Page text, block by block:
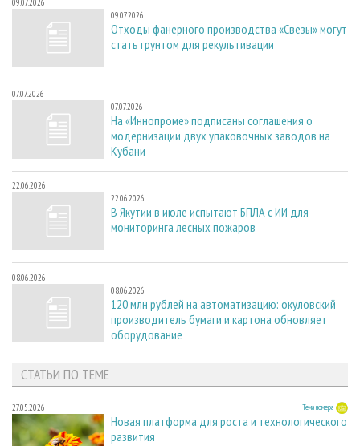
09.07.2026
Отходы фанерного производства «Свезы» могут
стать грунтом для рекультивации
07.07.2026
07.07.2026
На «Иннопроме» подписаны соглашения о
модернизации двух упаковочных заводов на
Кубани
22.06.2026
22.06.2026
В Якутии в июле испытают БПЛА с ИИ для
мониторинга лесных пожаров
08.06.2026
08.06.2026
120 млн рублей на автоматизацию: окуловский
производитель бумаги и картона обновляет
оборудование
СТАТЬИ ПО ТЕМЕ
27.05.2026 Тема номера
Новая платформа для роста и технологического
развития